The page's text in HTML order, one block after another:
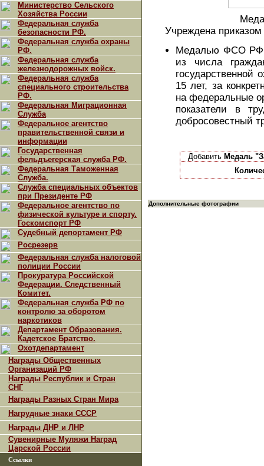
Министерство Сельского
Хозяйства России
Федеральная служба
безопасности РФ.
Федеральная служба охраны
РФ.
Федеральная служба
железнодорожных войск.
Федеральная служба
специального строительства
РФ.
Федеральная Миграционная
Служба
Федеральное агентство
правительственной связи и
информации
Государственная
фельдъегерская служба РФ.
Федеральная Таможенная
Служба.
Служба специальных объектов
при Президенте РФ
Федеральное агентство по
физической культуре и спорту.
Госкомспорт РФ
Судебный депортамент РФ
Росрезерв
Федеральная служба налоговой
полиции России
Прокуратура Российской
Федерации. Следственный
Комитет.
Федеральная служба РФ по
контролю за оборотом
наркотиков
Департамент Образования.
Кадетское Братство.
Охотдепартамент
Награды Общественных
Организаций РФ
Награды Республик и Стран
СНГ
Награды Разных Стран Мира
Нагрудные знаки СССР
Награды ДНР и ЛНР
Сувенирные Муляжи Наград
Царской России
Ссылки
Учреждена
Медалью ФСО РФ
из числа
15 лет, за
на федеральные
показатели в
добросовестный
Добавить Медаль
Дополнительные фотографии